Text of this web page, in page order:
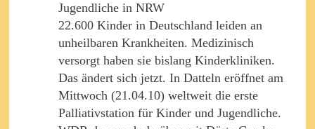
Jugendliche in NRW
22.600 Kinder in Deutschland leiden an
unheilbaren Krankheiten. Medizinisch
versorgt haben sie bislang Kinderkliniken.
Das ändert sich jetzt. In Datteln eröffnet am
Mittwoch (21.04.10) weltweit die erste
Palliativstation für Kinder und Jugendliche.